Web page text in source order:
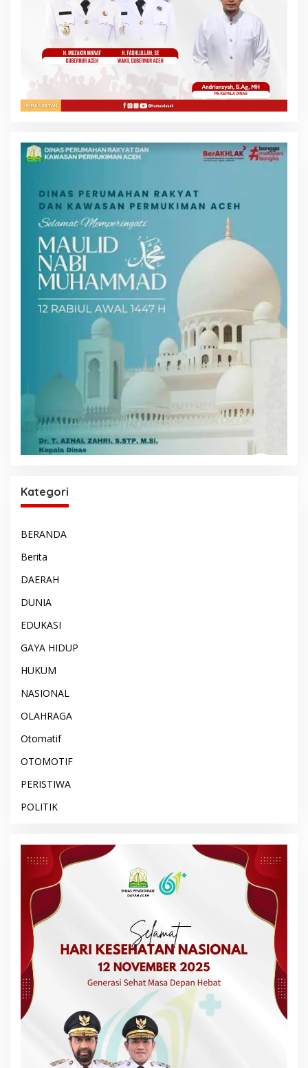
Kategori
BERANDA
Berita
DAERAH
DUNIA
EDUKASI
GAYA HIDUP
HUKUM
NASIONAL
OLAHRAGA
Otomatif
OTOMOTIF
PERISTIWA
POLITIK